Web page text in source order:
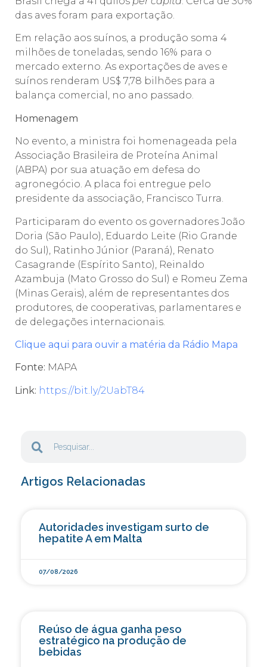
das aves foram para exportação.
Em relação aos suínos, a produção soma 4
milhões de toneladas, sendo 16% para o
mercado externo. As exportações de aves e
suínos renderam US$ 7,78 bilhões para a
balança comercial, no ano passado.
Homenagem
No evento, a ministra foi homenageada pela
Associação Brasileira de Proteína Animal
(ABPA) por sua atuação em defesa do
agronegócio. A placa foi entregue pelo
presidente da associação, Francisco Turra.
Participaram do evento os governadores João
Doria (São Paulo), Eduardo Leite (Rio Grande
do Sul), Ratinho Júnior (Paraná), Renato
Casagrande (Espírito Santo), Reinaldo
Azambuja (Mato Grosso do Sul) e Romeu Zema
(Minas Gerais), além de representantes dos
produtores, de cooperativas, parlamentares e
de delegações internacionais.
Clique aqui para ouvir a matéria da Rádio Mapa
Fonte: MAPA
Link: https://bit.ly/2UabT84
Artigos Relacionadas
Autoridades investigam surto de
hepatite A em Malta
07/08/2026
Reúso de água ganha peso
estratégico na produção de
bebidas